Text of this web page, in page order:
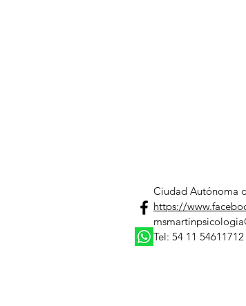
Ciudad Autónoma
https://
Tel: 54 11 54611712